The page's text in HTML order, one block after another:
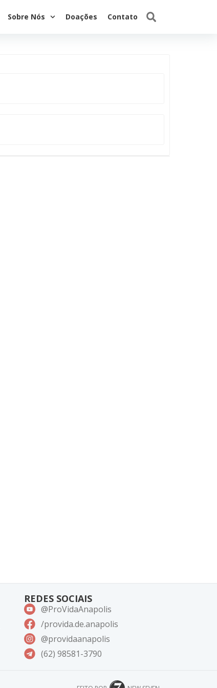
Sobre Nós Doações Contato
REDES SOCIAIS
@ProVidaAnapolis
/provida.de.anapolis
@providaanapolis
(62) 98581-3790